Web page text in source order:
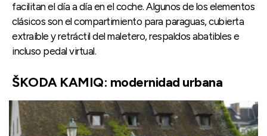
facilitan el día a día en el coche. Algunos de los elementos
clásicos son el compartimiento para paraguas, cubierta
extraíble y retráctil del maletero, respaldos abatibles e
incluso pedal virtual.
ŠKODA KAMIQ: modernidad urbana